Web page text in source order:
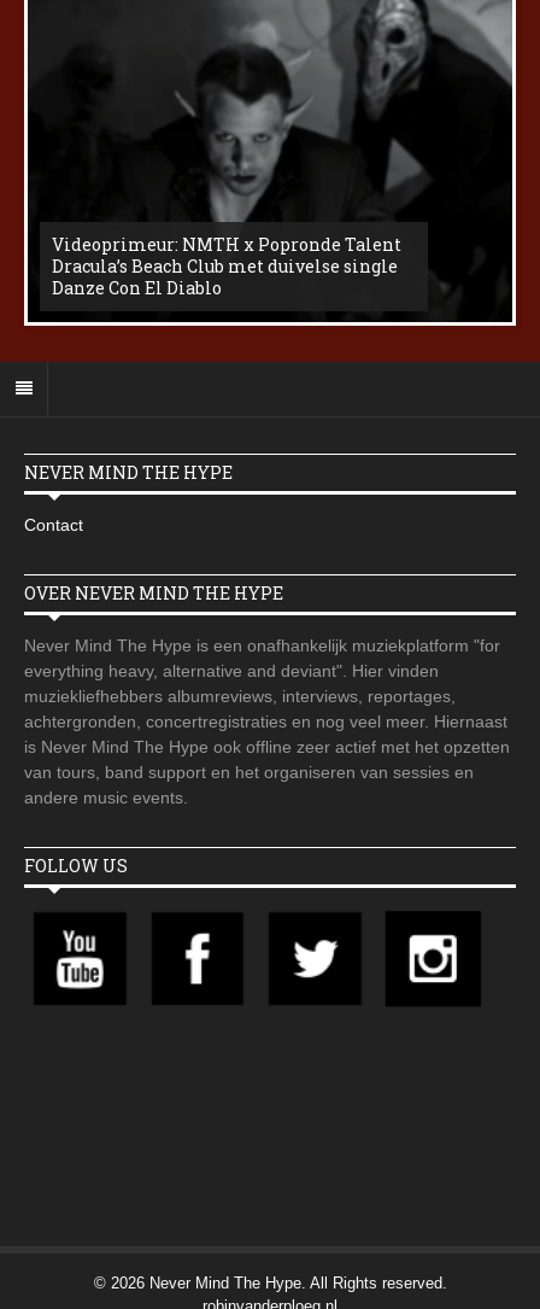
Videoprimeur: NMTH x Popronde Talent
Dracula’s Beach Club met duivelse single
Danze Con El Diablo
NEVER MIND THE HYPE
Contact
OVER NEVER MIND THE HYPE
Never Mind The Hype is een onafhankelijk muziekplatform "for
everything heavy, alternative and deviant". Hier vinden
muziekliefhebbers albumreviews, interviews, reportages,
achtergronden, concertregistraties en nog veel meer. Hiernaast
is Never Mind The Hype ook offline zeer actief met het opzetten
van tours, band support en het organiseren van sessies en
andere music events.
FOLLOW US
© 2026 Never Mind The Hype. All Rights reserved.